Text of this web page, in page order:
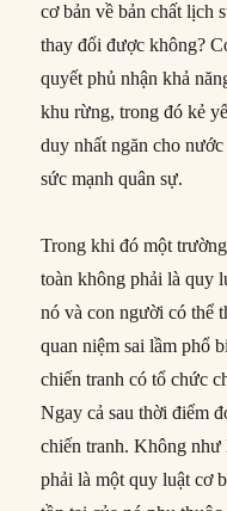
cơ bản về bản chất lịch
thay đổi được không?
quyết phủ nhận khả
khu rừng, trong đó kẻ
duy nhất ngăn cho
sức mạnh quân sự.
Trong khi đó một
toàn không phải là quy
nó và con người có thể
quan niệm sai lầm phổ
chiến tranh có tổ chức
Ngay cả sau thời điểm
chiến tranh. Không như
phải là một quy luật cơ